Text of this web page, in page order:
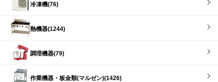
冷凍機(76)
熱機器(1244)
調理機器(79)
作業機器・板金類(マルゼン)(1426)